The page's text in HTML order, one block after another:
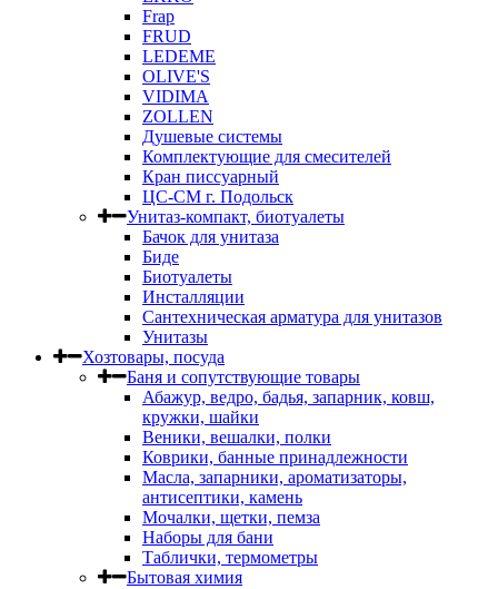
Frap
FRUD
LEDEME
OLIVE'S
VIDIMA
ZOLLEN
Душевые системы
Комплектующие для смесителей
Кран писсуарный
ЦС-СМ г. Подольск
Унитаз-компакт, биотуалеты
Бачок для унитаза
Биде
Биотуалеты
Инсталляции
Сантехническая арматура для унитазов
Унитазы
Хозтовары, посуда
Баня и сопутствующие товары
Абажур, ведро, бадья, запарник, ковш,
кружки, шайки
Веники, вешалки, полки
Коврики, банные принадлежности
Масла, запарники, ароматизаторы,
антисептики, камень
Мочалки, щетки, пемза
Наборы для бани
Таблички, термометры
Бытовая химия